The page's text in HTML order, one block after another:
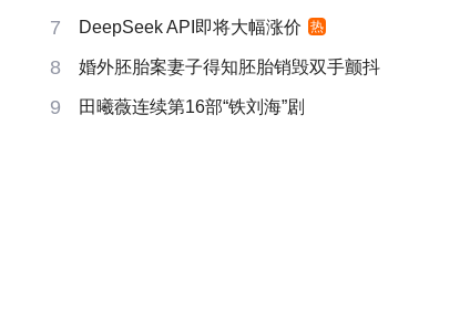
7 DeepSeek API即将大幅涨价 热
8 婚外胚胎案妻子得知胚胎销毁双手颤抖
9 田曦薇连续第16部“铁刘海”剧